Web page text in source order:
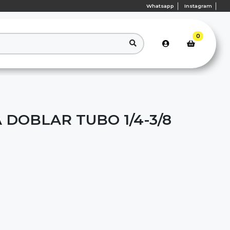
Whatsapp Instagram
0
DOBLAR TUBO 1/4-3/8